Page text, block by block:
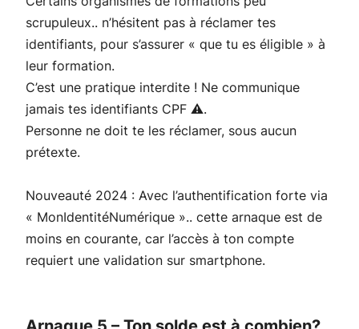
scrupuleux.. n’hésitent pas à réclamer tes
identifiants, pour s’assurer « que tu es éligible » à
leur formation.
C’est une pratique interdite ! Ne communique
jamais tes identifiants CPF ⚠.
Personne ne doit te les réclamer, sous aucun
prétexte.
Nouveauté 2024 : Avec l’authentification forte via
« MonIdentitéNumérique ».. cette arnaque est de
moins en courante, car l’accès à ton compte
requiert une validation sur smartphone.